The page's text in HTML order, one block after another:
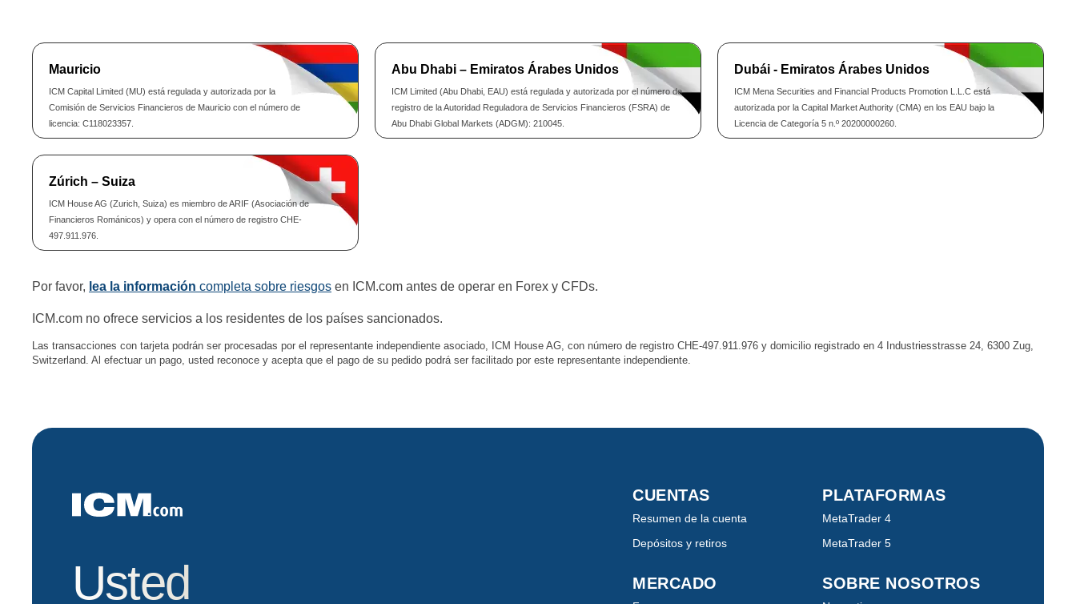
Mauricio
ICM Capital Limited (MU) está regulada y autorizada por la
Comisión de Servicios Financieros de Mauricio con el número de
licencia: C118023357.
Abu Dhabi – Emiratos Árabes Unidos
ICM Limited (Abu Dhabi, EAU) está regulada y autorizada por el número de
registro de la Autoridad Reguladora de Servicios Financieros (FSRA) de
Abu Dhabi Global Markets (ADGM): 210045.
Dubái - Emiratos Árabes Unidos
ICM Mena Securities and Financial Products Promotion L.L.C está
autorizada por la Capital Market Authority (CMA) en los EAU bajo la
Licencia de Categoría 5 n.º 20200000260.
Zúrich – Suiza
ICM House AG (Zurich, Suiza) es miembro de ARIF (Asociación de
Financieros Románicos) y opera con el número de registro CHE-
497.911.976.
Por favor, lea la información completa sobre riesgos en ICM.com antes de operar en Forex y CFDs.
ICM.com no ofrece servicios a los residentes de los países sancionados.
Las transacciones con tarjeta podrán ser procesadas por el representante independiente asociado, ICM House AG, con número de registro CHE-497.911.976 y domicilio registrado en 4 Industriesstrasse 24, 6300 Zug,
Switzerland. Al efectuar un pago, usted reconoce y acepta que el pago de su pedido podrá ser facilitado por este representante independiente.
Usted
CUENTAS
Resumen de la cuenta
Depósitos y retiros
MERCADO
PLATAFORMAS
MetaTrader 4
MetaTrader 5
SOBRE NOSOTROS